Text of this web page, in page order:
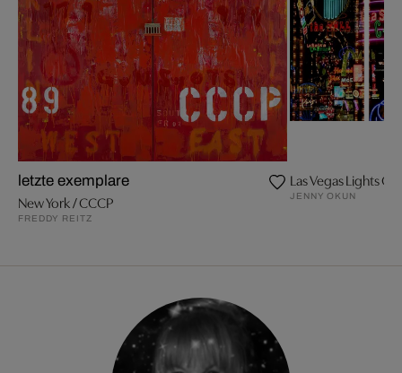
letzte exemplare
New York / CCCP
FREDDY REITZ
Las Vegas Lights
JENNY OKUN